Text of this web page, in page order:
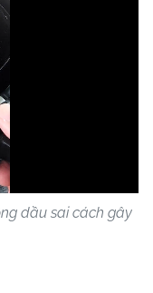
dầu sai cách gây